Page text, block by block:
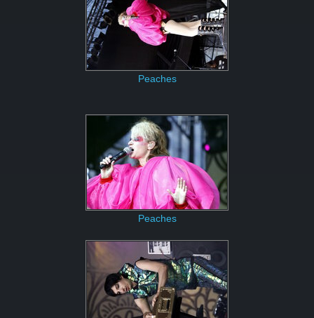
Peaches
Peaches